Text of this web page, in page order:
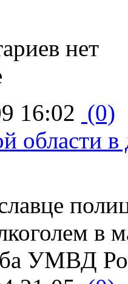
нет
16:02 (0)
области в
в
УМВД